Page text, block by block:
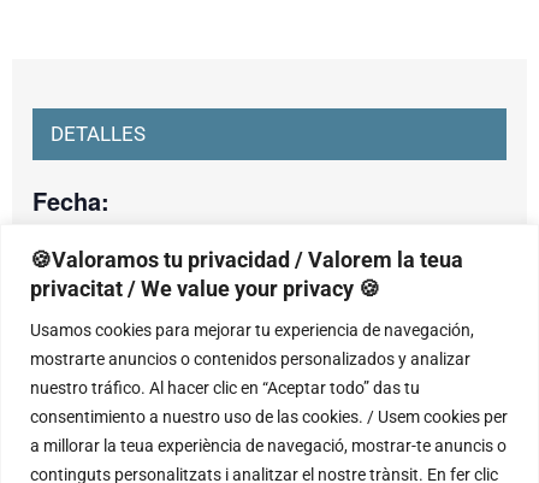
🍪Valoramos tu privacidad / Valorem la teua
privacitat / We value your privacy 🍪
Usamos cookies para mejorar tu experiencia de navegación,
mostrarte anuncios o contenidos personalizados y analizar
nuestro tráfico. Al hacer clic en “Aceptar todo” das tu
consentimiento a nuestro uso de las cookies. / Usem cookies per
a millorar la teua experiència de navegació, mostrar-te anuncis o
continguts personalitzats i analitzar el nostre trànsit. En fer clic
DETALLES
Fecha:
lunes, 14 abril, 2025
Hora:
20:00 - 21:30
RECINTO